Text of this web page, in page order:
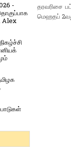
தரவரிசை
மெஹதப்
-
Alex